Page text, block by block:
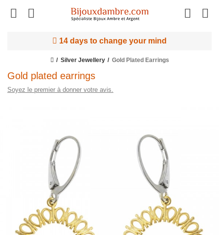
14 days to change your mind
Silver Jewellery Gold Plated Earrings
Gold plated earrings
Soyez le premier à donner votre avis.